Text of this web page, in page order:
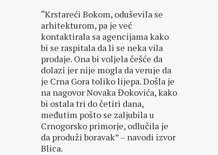
“Krstareći Bokom, oduševila se
arhitekturom, pa je već
kontaktirala sa agencijama kako
bi se raspitala da li se neka vila
prodaje. Ona bi voljela češće da
dolazi jer nije mogla da veruje da
je Crna Gora toliko lijepa. Došla je
na nagovor Novaka Đokovića, kako
bi ostala tri do četiri dana,
međutim pošto se zaljubila u
Crnogorsko primorje, odlučila je
da produži boravak” – navodi izvor
Blica.